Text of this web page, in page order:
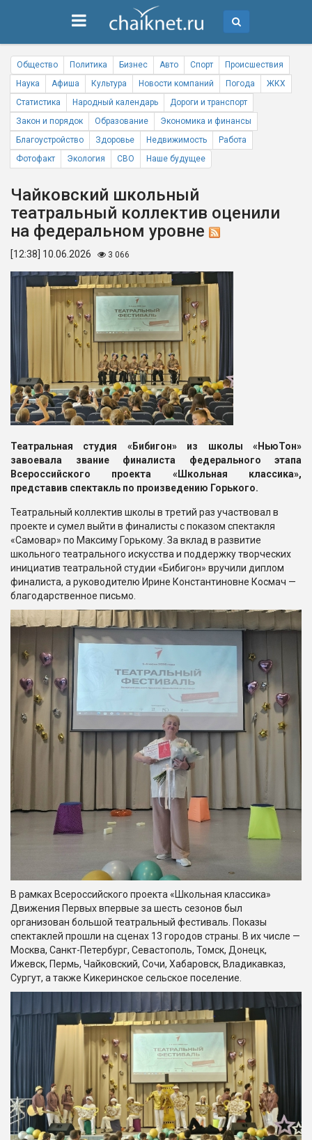
Общество Политика Бизнес Авто Спорт
Происшествия
Наука
Афиша Культура Новости компаний Погода
ЖКХ
Статистика
Народный календарь
Дороги и транспорт
Закон и порядок
Образование
Экономика и финансы
Благоустройство
Здоровье Недвижимость
Работа
Фотофакт
Экология СВО Наше будущее
Чайковский школьный
театральный коллектив оценили
на федеральном уровне
[12:38] 10.06.2026 3 066
Театральная студия «Бибигон» из школы «НьюТон»
завоевала звание финалиста федерального этапа
Всероссийского проекта «Школьная классика»,
представив спектакль по произведению Горького.
Театральный коллектив школы в третий раз участвовал в
проекте и сумел выйти в финалисты с показом спектакля
«Самовар» по Максиму Горькому. За вклад в развитие
школьного театрального искусства и поддержку творческих
инициатив театральной студии «Бибигон» вручили диплом
финалиста, а руководителю Ирине Константиновне Космач —
благодарственное письмо.
В рамках Всероссийского проекта «Школьная классика»
Движения Первых впервые за шесть сезонов был
организован большой театральный фестиваль. Показы
спектаклей прошли на сценах 13 городов страны. В их числе —
Москва, Санкт-Петербург, Севастополь, Томск, Донецк,
Ижевск, Пермь, Чайковский, Сочи, Хабаровск, Владикавказ,
Сургут, а также Кикеринское сельское поселение.